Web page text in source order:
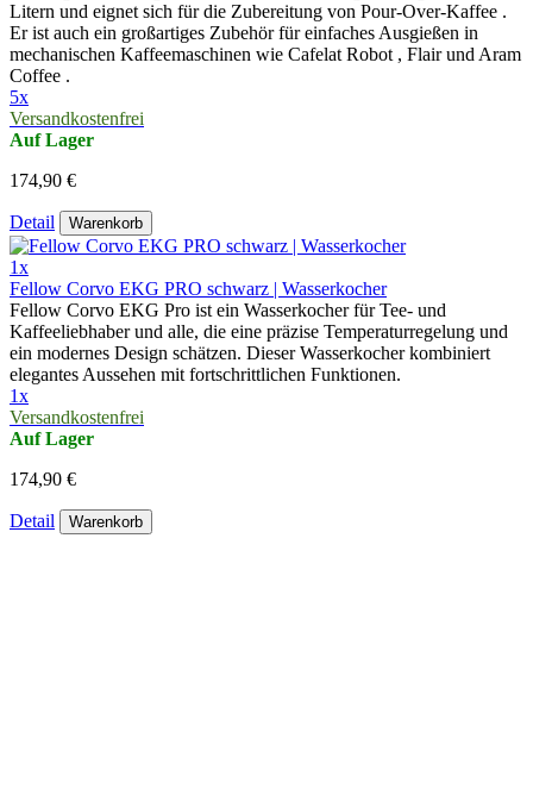
Litern und eignet sich für die Zubereitung von Pour-Over-Kaffee .
Er ist auch ein großartiges Zubehör für einfaches Ausgießen in
mechanischen Kaffeemaschinen wie Cafelat Robot , Flair und Aram
Coffee .
5x
Versandkostenfrei
Auf Lager
174,90 €
Detail Warenkorb
1x
Fellow Corvo EKG PRO schwarz | Wasserkocher
Fellow Corvo EKG Pro ist ein Wasserkocher für Tee- und
Kaffeeliebhaber und alle, die eine präzise Temperaturregelung und
ein modernes Design schätzen. Dieser Wasserkocher kombiniert
elegantes Aussehen mit fortschrittlichen Funktionen.
1x
Versandkostenfrei
Auf Lager
174,90 €
Detail Warenkorb